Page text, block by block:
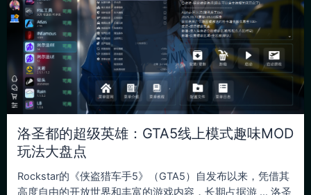
洛圣都的超级英雄：GTA5线上模式趣味MOD
玩法大盘点
Rockstar的《侠盗猎车手5》（GTA5）自发布以来，凭借其
高度自由的开放世界和丰富的游戏内容，长期占据游 … 洛圣